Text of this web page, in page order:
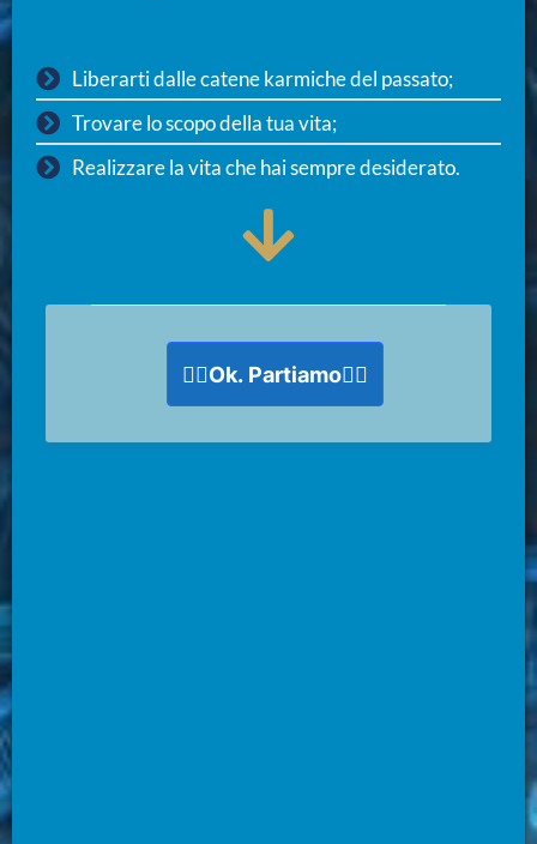
Liberarti dalle catene karmiche del passato;
Trovare lo scopo della tua vita;
Realizzare la vita che hai sempre desiderato.